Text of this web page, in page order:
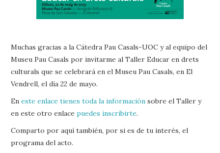
Muchas gracias a la Cátedra Pau Casals-UOC y al equipo del
Museu Pau Casals por invitarme al Taller Educar en drets
culturals que se celebrará en el Museu Pau Casals, en El
Vendrell, el día 22 de mayo.
Eneste enlace tienes toda la información sobre el Taller y
en este otro enlacepuedes inscribirte.
Comparto por aquí también, por si es de tu interés, el
programa del acto.